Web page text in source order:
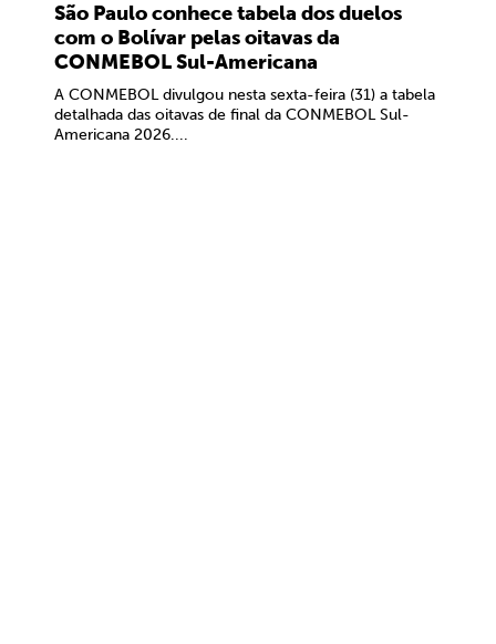
São Paulo conhece tabela dos duelos
com o Bolívar pelas oitavas da
CONMEBOL Sul-Americana
A CONMEBOL divulgou nesta sexta-feira (31) a tabela
detalhada das oitavas de final da CONMEBOL Sul-
Americana 2026....